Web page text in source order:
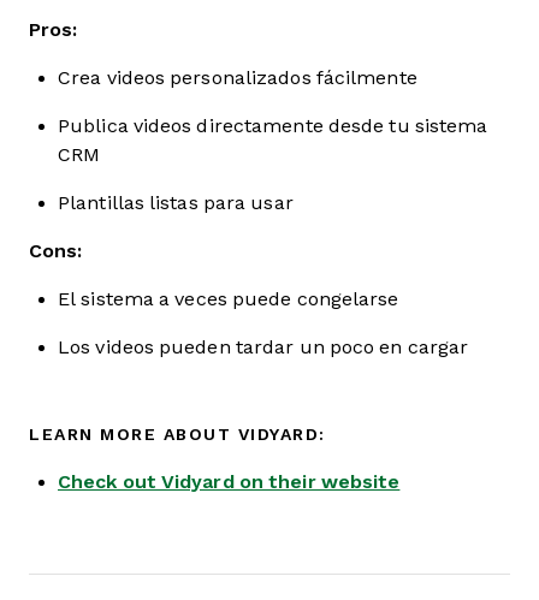
Pros:
Crea videos personalizados fácilmente
Publica videos directamente desde tu sistema
CRM
Plantillas listas para usar
Cons:
El sistema a veces puede congelarse
Los videos pueden tardar un poco en cargar
LEARN MORE ABOUT VIDYARD:
Check out Vidyard on their website